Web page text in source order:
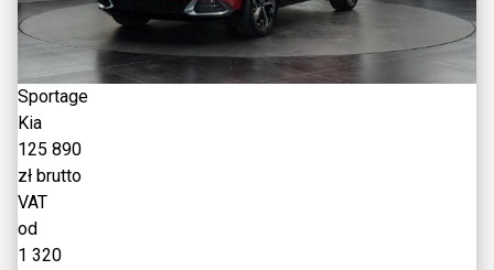
Sportage
Kia
125 890
zł brutto
VAT
od
1 320